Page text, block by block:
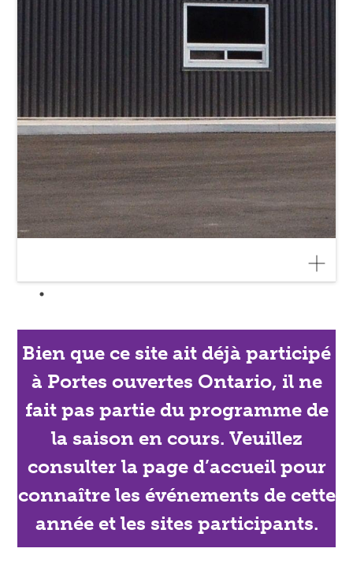
Bien que ce site ait déjà participé
à Portes ouvertes Ontario, il ne
fait pas partie du programme de
la saison en cours. Veuillez
consulter la page d’accueil pour
connaître les événements de cette
année et les sites participants.